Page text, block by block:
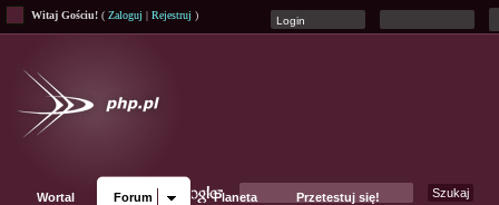
Witaj Gościu! ( Zaloguj | Rejestruj )
Wortal Forum Planeta Przetestuj się!